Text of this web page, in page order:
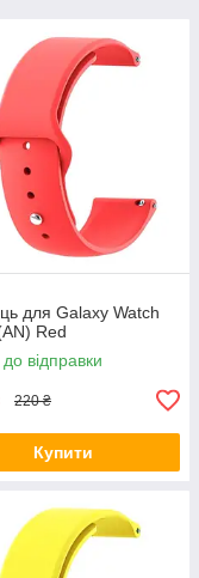
для Galaxy Watch
Red
відправки
220 ₴
Купити